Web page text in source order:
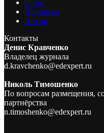
О нас
Подписка
Архив
Контакты
Денис Кравченко
Владелец журнала
d.kravchenko@edexpert.ru
Николь Тимошенко
По вопросам размещения,
партнёрства
n.timoshenko@edexpert.ru